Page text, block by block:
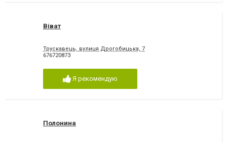
Віват
Трускавець, вулиця Дрогобицька, 7
676720873
Я рекомендую
Полонина